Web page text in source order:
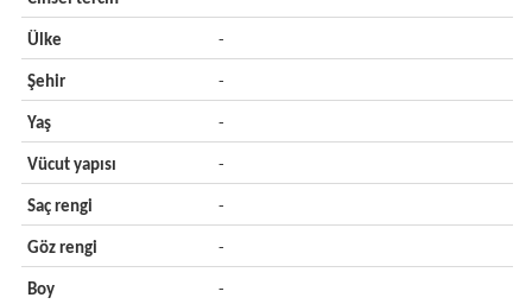
Ülke -
Şehir -
Yaş -
Vücut yapısı -
Saç rengi -
Göz rengi -
Boy -